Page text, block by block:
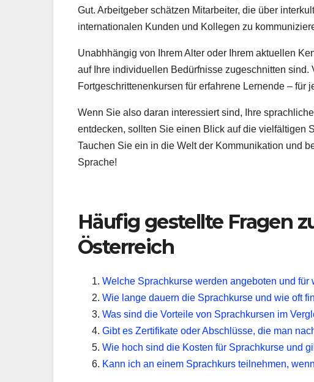
Gut. Arbeitgeber schätzen Mitarbeiter, die über
internationalen Kunden und Kollegen zu
Unabhhängig von Ihrem Alter oder Ihrem aktuellen
auf Ihre individuellen Bedürfnisse zugeschnitten
Fortgeschrittenenkursen für erfahrene Lernende – für
Wenn Sie also daran interessiert sind, Ihre
entdecken, sollten Sie einen Blick auf die vielfältigen
Tauchen Sie ein in die Welt der Kommunikation und
Sprache!
Häufig gestellte Fragen
Österreich
Welche Sprachkurse werden angeboten und für
Wie lange dauern die Sprachkurse und wie oft
Was sind die Vorteile von Sprachkursen im
Gibt es Zertifikate oder Abschlüsse, die man
Wie hoch sind die Kosten für Sprachkurse und
Kann ich an einem Sprachkurs teilnehmen,